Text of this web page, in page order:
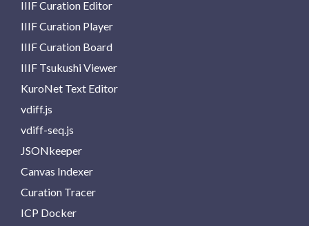
IIIF Curation Editor
IIIF Curation Player
IIIF Curation Board
IIIF Tsukushi Viewer
KuroNet Text Editor
vdiff.js
vdiff-seq.js
JSONkeeper
Canvas Indexer
Curation Tracer
ICP Docker